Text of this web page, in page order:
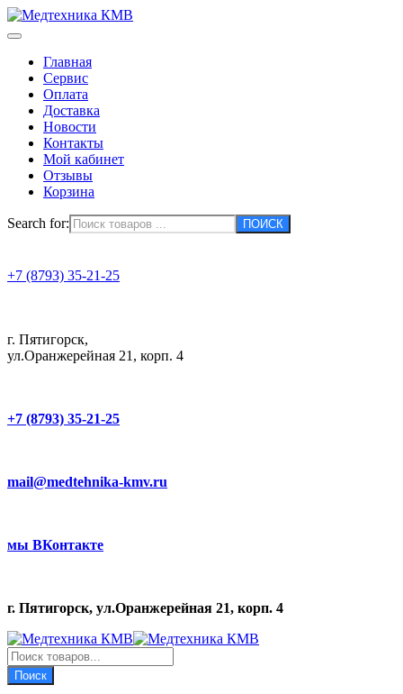
Главная
Сервис
Оплата
Доставка
Новости
Контакты
Мой кабинет
Отзывы
Корзина
Search for:
+7 (8793) 35-21-25
г. Пятигорск,
ул.Оранжерейная 21, корп. 4
+7 (8793) 35-21-25
mail@medtehnika-kmv.ru
мы ВКонтакте
г. Пятигорск, ул.Оранжерейная 21, корп. 4
Поиск
товаров
Поиск